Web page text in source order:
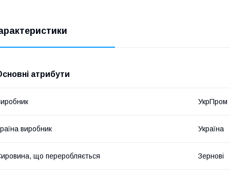
атрибути
УкрПром
виробник Україна
що переробляється Зернові